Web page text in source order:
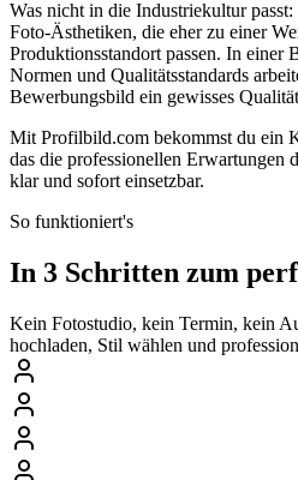
Was nicht in die Industriekultur
Foto-Ästhetiken, die eher zu einer
Produktionsstandort passen. In einer
Normen und Qualitätsstandards
Bewerbungsbild ein gewisses
Mit Profilbild.com bekommst du ein
das die professionellen Erwartungen
klar und sofort einsetzbar.
So funktioniert's
In 3 Schritten zum
Kein Fotostudio, kein Termin, kein
hochladen, Stil wählen und